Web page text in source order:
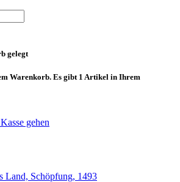
gelegt
Warenkorb. Es gibt 1 Artikel in Ihrem
gehen
Land, Schöpfung, 1493